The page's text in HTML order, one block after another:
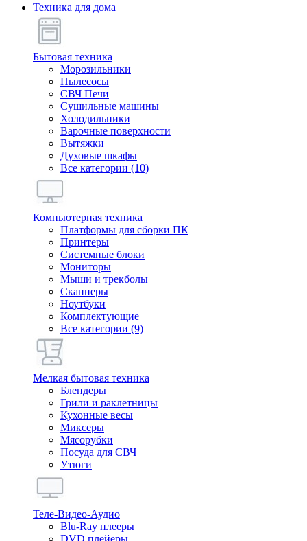
Техника для дома
Бытовая техника
Морозильники
Пылесосы
СВЧ Печи
Сушильные машины
Холодильники
Варочные поверхности
Вытяжки
Духовые шкафы
Все категории (10)
Компьютерная техника
Платформы для сборки ПК
Принтеры
Системные блоки
Мониторы
Мыши и трекболы
Сканнеры
Ноутбуки
Комплектующие
Все категории (9)
Мелкая бытовая техника
Блендеры
Грили и раклетницы
Кухонные весы
Миксеры
Мясорубки
Посуда для СВЧ
Утюги
Теле-Видео-Аудио
Blu-Ray плееры
DVD плейеры